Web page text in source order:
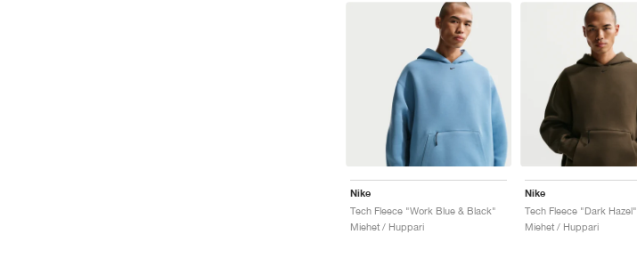
Nike
Tech Fleece "Work Blue & Black"
Miehet / Huppari
Nike
Tech Fleece "Dark Hazel"
Miehet / Huppari